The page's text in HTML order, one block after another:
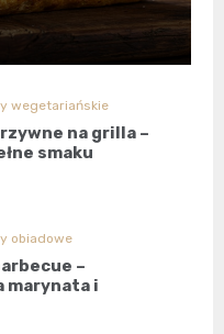
wegetariańskie
na grilla –
smaku
obiadowe
–
marynata i